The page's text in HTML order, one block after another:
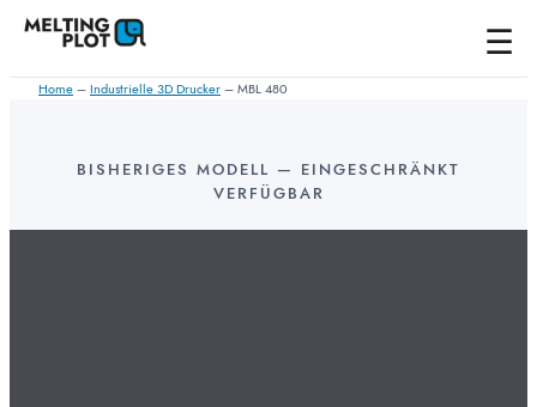
Zum
springen
Home–Industrielle 3D Drucker–MBL 480
BISHERIGES MODELL — EINGESCHRÄNKT
VERFÜGBAR